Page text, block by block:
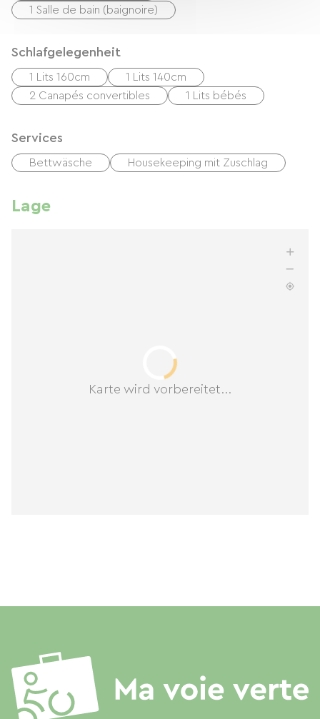
1 Salle de bain (baignoire)
Schlafgelegenheit
1 Lits 160cm
1 Lits 140cm
2 Canapés convertibles
1 Lits bébés
Services
Bettwäsche Housekeeping mit Zuschlag
Lage
Karte wird vorbereitet...